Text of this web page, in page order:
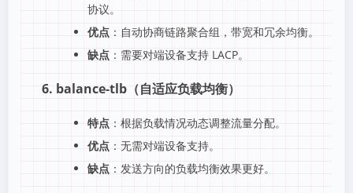
协议。
优点：自动协商链路聚合组，带宽和冗余均衡。
缺点：需要对端设备支持 LACP。
6. balance-tlb（自适应负载均衡）
特点：根据负载情况动态调整流量分配。
优点：无需对端设备支持。
缺点：发送方向的负载均衡效果更好。